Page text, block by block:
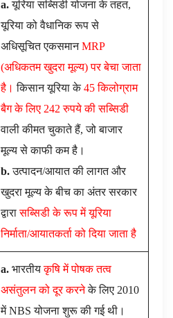
a.यूरिया सब्सिडी योजना के तहत,
यूरिया को वैधानिक रूप से
अधिसूचित एकसमानMRP
(अधिकतम खुदरा मूल्य) पर बेचा जाता
है। किसान यूरिया के45 किलोग्राम
बैग के लिए 242 रुपये की सब्सिडी
वाली कीमत चुकाते हैं, जो बाजार
मूल्य से काफी कम है।
b.उत्पादन/आयात की लागत और
खुदरा मूल्य के बीच का अंतर सरकार
द्वारासब्सिडी के रूप में यूरिया
निर्माता/आयातकर्ता को दिया जाता है
a. भारतीयकृषि में पोषक तत्व
असंतुलन को दूर करनेके लिए 2010
में NBS योजना शुरू की गई थी।